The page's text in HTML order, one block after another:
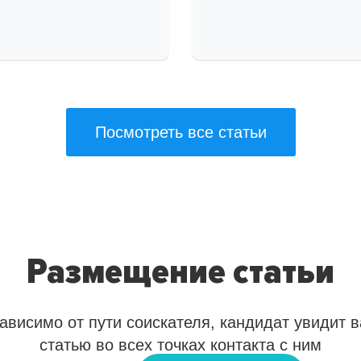
Посмотреть все статьи
Размещение статьи
от пути соискателя, кандидат увидит
статью во всех точках контакта с ним